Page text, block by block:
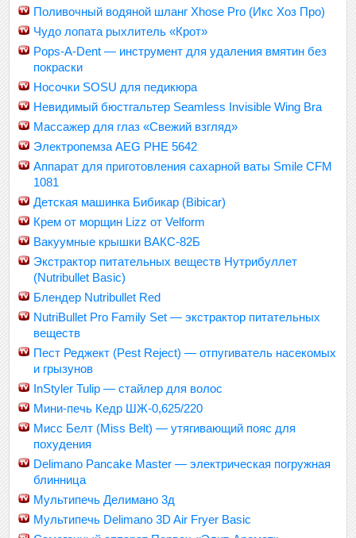
Поливочный водяной шланг Xhose Pro (Икс Хоз Про)
Чудо лопата рыхлитель «Крот»
Pops-A-Dent — инструмент для удаления вмятин без
покраски
Носочки SOSU для педикюра
Невидимый бюстгальтер Seamless Invisible Wing Bra
Массажер для глаз «Свежий взгляд»
Электропемза AEG PHE 5642
Аппарат для приготовления сахарной ваты Smile CFM
1081
Детская машинка Бибикар (Bibicar)
Крем от морщин Lizz от Velform
Вакуумные крышки ВАКС-82Б
Экстрактор питательных веществ Нутрибуллет
(Nutribullet Basic)
Блендер Nutribullet Red
NutriBullet Pro Family Set — экстрактор питательных
веществ
Пест Реджект (Pest Reject) — отпугиватель насекомых
и грызунов
InStyler Tulip — стайлер для волос
Мини-печь Кедр ШЖ-0,625/220
Мисс Белт (Miss Belt) — утягивающий пояс для
похудения
Delimano Pancake Master — электрическая погружная
блинница
Мультипечь Делимано 3д
Мультипечь Delimano 3D Air Fryer Basic